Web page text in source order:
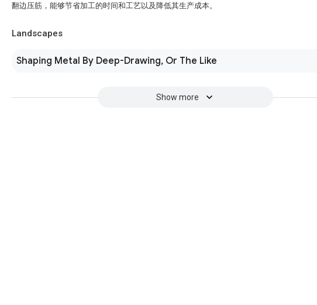
翻边压筋，能够节省加工的时间和工艺以及降低其生产成本。
Landscapes
Shaping Metal By Deep-Drawing, Or The Like
Show more